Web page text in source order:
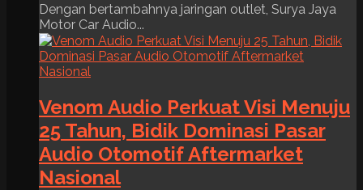
Dengan bertambahnya jaringan outlet, Surya Jaya
Motor Car Audio...
Venom Audio Perkuat Visi Menuju
25 Tahun, Bidik Dominasi Pasar
Audio Otomotif Aftermarket
Nasional